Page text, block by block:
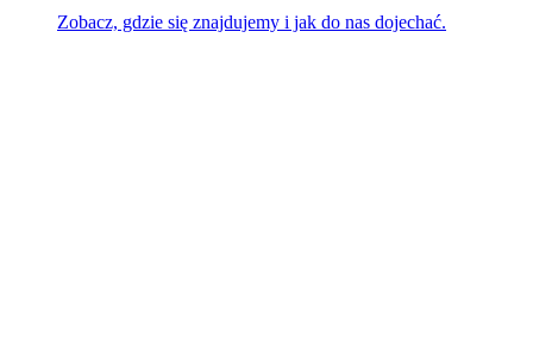
Zobacz, gdzie się znajdujemy i jak do nas dojechać.